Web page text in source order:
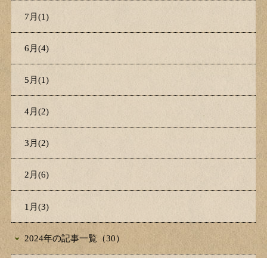
7月(1)
6月(4)
5月(1)
4月(2)
3月(2)
2月(6)
1月(3)
2024年の記事一覧（30）